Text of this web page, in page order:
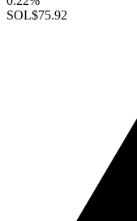
SOL$75.92